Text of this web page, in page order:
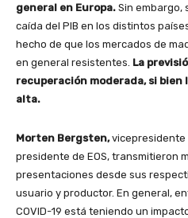
general en Europa. Sin embargo,
caída del PIB en los distintos
hecho de que los mercados de
en general resistentes. La
recuperación moderada, si
alta.
Morten Bergsten,vicepresidente
presidente de EOS, transmitieron
presentaciones desde sus
usuario y productor. En general,
COVID-19 está teniendo un